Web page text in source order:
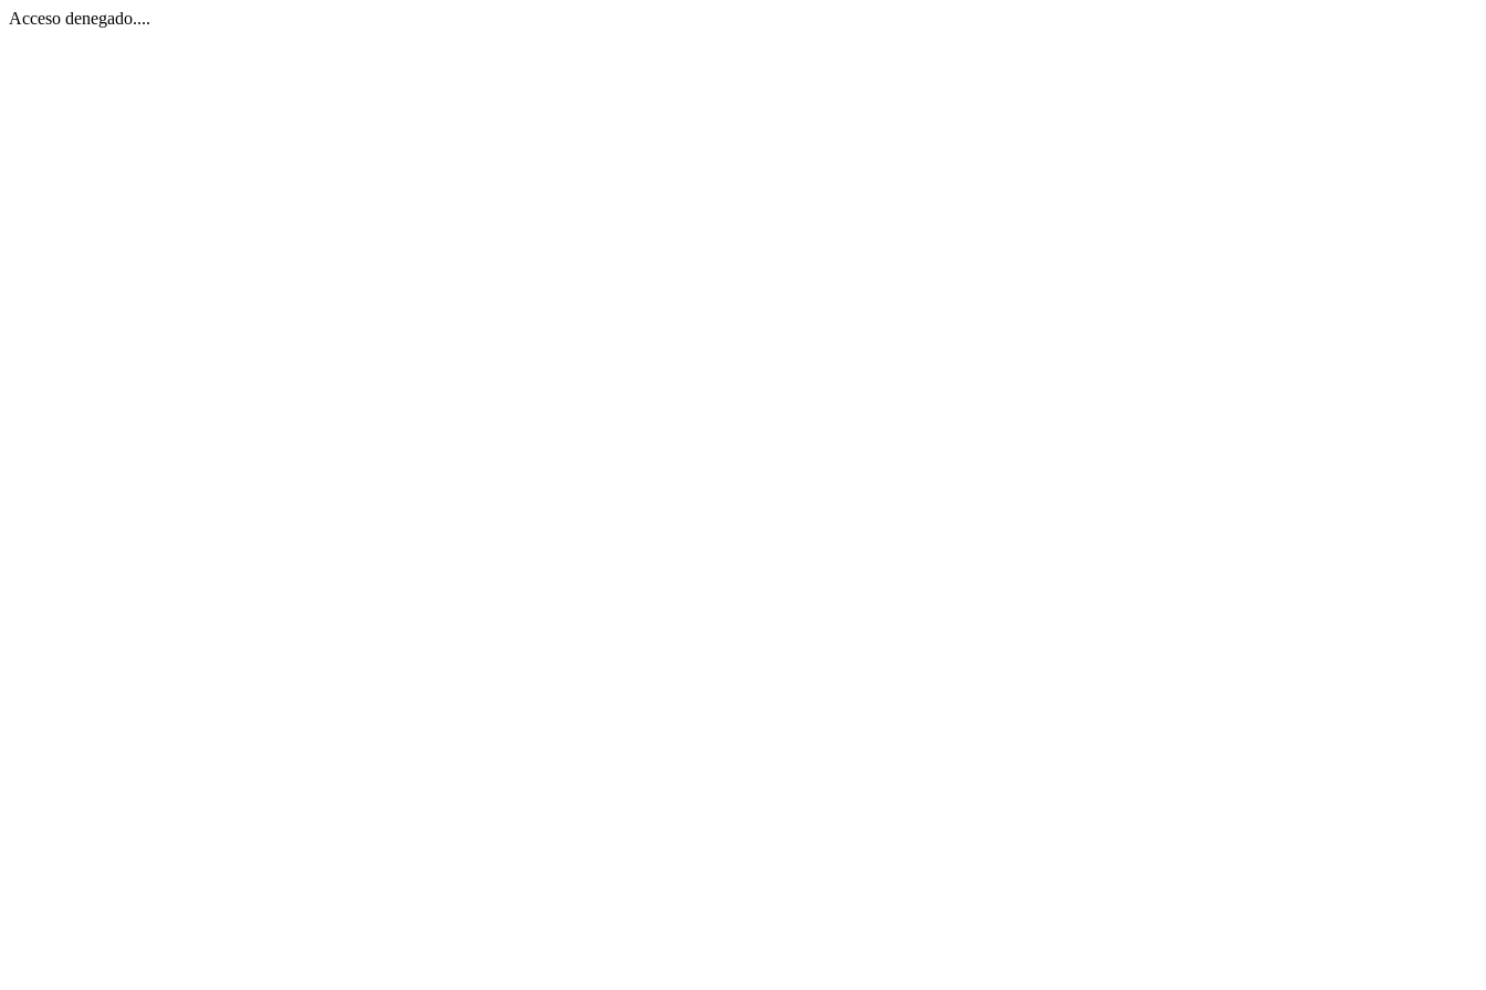
Acceso denegado....